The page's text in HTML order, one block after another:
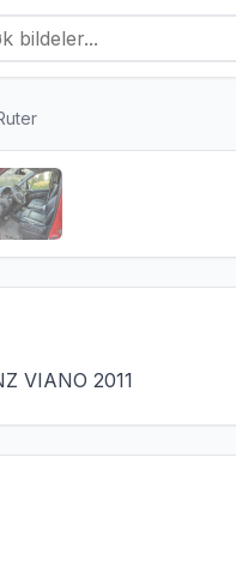
VIANO 2011